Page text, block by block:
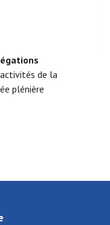
de la
plénière